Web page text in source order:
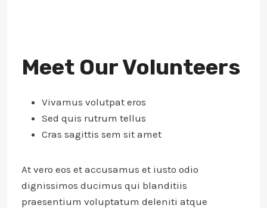
Meet Our Volunteers
Vivamus volutpat eros
Sed quis rutrum tellus
Cras sagittis sem sit amet
At vero eos et accusamus et iusto odio
dignissimos ducimus qui blanditiis
praesentium voluptatum deleniti atque